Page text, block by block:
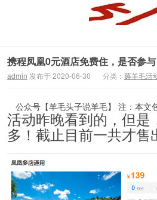
携程凤凰0元酒店免费住，是否参与
admin 发布于 2020-06-30 分类： 薅羊毛活
公众号【羊毛头子说羊毛】 注：本文
活动昨晚看到的，但是
多！截止目前一共才售